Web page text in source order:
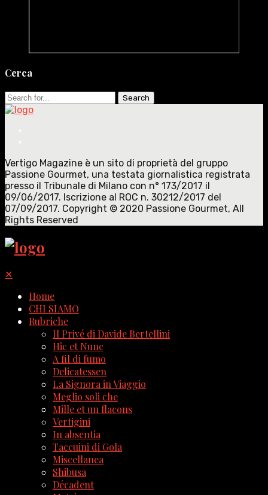
Cerca
Search
for:
Vertigo Magazine è un sito di proprietà del gruppo
Passione Gourmet, una testata giornalistica registrata
presso il Tribunale di Milano con n° 173/2017 il
09/06/2017. Iscrizione al ROC n. 30212/2017 del
07/09/2017. Copyright © 2020 Passione Gourmet, All
Rights Reserved
✕
Home
CHI SIAMO
Rubriche
Il Privé di Davide Bertellini
Hic et Nunc
A fil di fumo
Delicatessen
La Signora in Viaggio
Meglio soli che
Mille et un flacons
Vertigini
In absentia
Taccuini di Gola
Miscellanea
Shibusa
Décadent